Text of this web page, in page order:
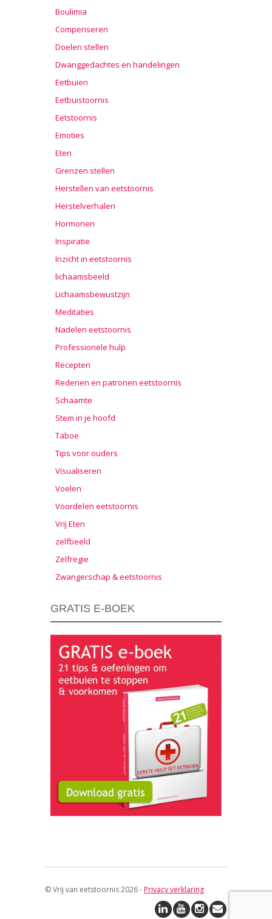
Boulimia
Compenseren
Doelen stellen
Dwanggedachtes en handelingen
Eetbuien
Eetbuistoornis
Eetstoornis
Emoties
Eten
Grenzen stellen
Herstellen van eetstoornis
Herstelverhalen
Hormonen
Inspiratie
Inzicht in eetstoornis
lichaamsbeeld
Lichaamsbewustzijn
Meditaties
Nadelen eetstoornis
Professionele hulp
Recepten
Redenen en patronen eetstoornis
Schaamte
Stem in je hoofd
Taboe
Tips voor ouders
Visualiseren
Voelen
Voordelen eetstoornis
Vrij Eten
zelfbeeld
Zelfregie
Zwangerschap & eetstoornis
GRATIS E-BOEK
© Vrij van eetstoornis 2026 -Privacy verklaring